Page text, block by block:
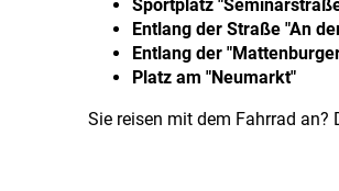
Sportplatz
Entlang der Straße "An
Entlang der
Platz am "Neumarkt"
Sie reisen mit dem Fahrrad an?